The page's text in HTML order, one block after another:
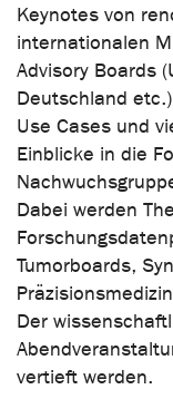
Keynotes von
internationalen
Advisory Boards
Deutschland
Use Cases und
Einblicke in die
Dabei werden
Tumorboards,
Der
vertieft werden.